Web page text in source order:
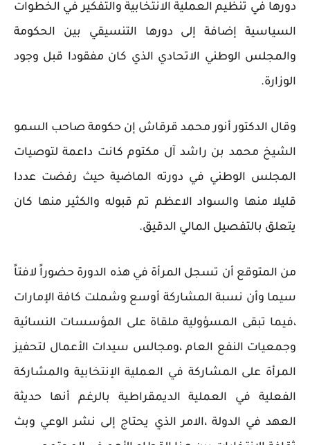
دورها في تنظيم العملية الانتخابية والتفكير في الخطوات
السياسية إضافة إلى دورها التنسيقي بين الحكومة
والمجلس الوطني الاتحادي الذي كان مفقودا قبل وجود
الوزارة.
وقال الدكتور أنور محمد قرقاش إن حكومة صاحب السمو
الشيخ محمد بن راشد آل مكتوم كانت داعمة لتوصيات
المجلس الوطني في دورته الماضية حيث رفضت عددا
قليلا منها والسواد الاعظم تم قبوله والكثير منها كان
يتعلق بالتفصيل المالي الدقيق.
من المتوقع أن تسجل المرأة في هذه الدورة حضوراً لافتاً
سيما وأن نسبة المشاركة أوسع وشملت كافة الإمارات
،فيما تبقى المسؤولية ملقاة على المؤسسات النسائية
وجمعيات النفع العام ،ومجالس سيدات الأعمال لتحفيز
المرأة على المشاركة في العملية الإنتخابية والمشاركة
الفعلية في العملية الديمقراطية بالرغم أنها حديثة
العهد في الدولة ،الامر الذي يحتاج إلى نشر الوعي وبث